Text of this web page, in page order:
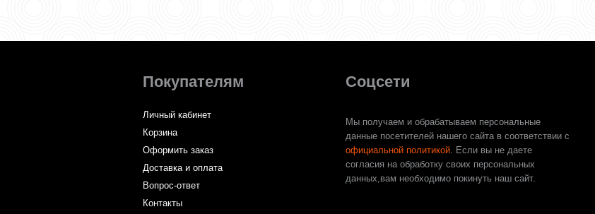
Покупателям
Личный кабинет
Корзина
Оформить заказ
Доставка и оплата
Вопрос-ответ
Контакты
Соцсети
Мы получаем и обрабатываем персональные
данные посетителей нашего сайта в соответствии с
официальной политикой. Если вы не даете
согласия на обработку своих персональных
данных,вам необходимо покинуть наш сайт.